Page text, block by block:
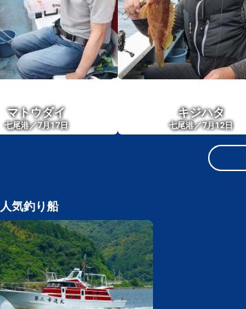
マトウダイ
七尾港／7月17日
キジハタ
七尾港／7月12日
気釣り船